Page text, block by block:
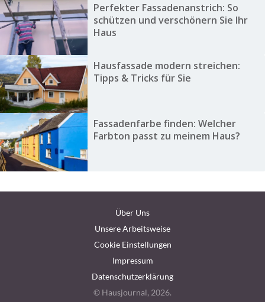
Perfekter Fassadenanstrich: So
schützen und verschönern Sie Ihr
Haus
Hausfassade modern streichen:
Tipps & Tricks für Sie
Fassadenfarbe finden: Welcher
Farbton passt zu meinem Haus?
Über Uns
Unsere Arbeitsweise
Cookie Einstellungen
Impressum
Datenschutzerklärung
© Hausjournal, 2026.